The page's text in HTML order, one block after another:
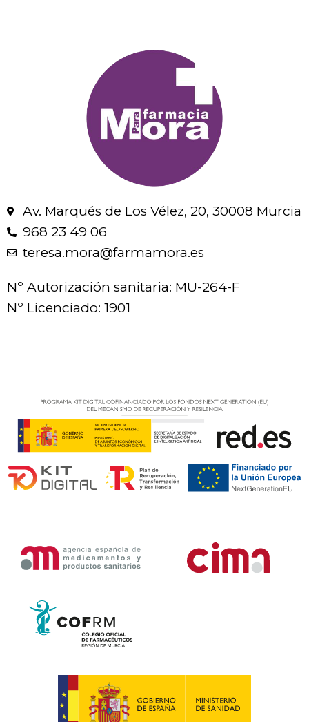
Av. Marqués de Los Vélez, 20, 30008 Murcia
968 23 49 06
teresa.mora@farmamora.es
Nº Autorización sanitaria: MU-264-F
Nº Licenciado: 1901